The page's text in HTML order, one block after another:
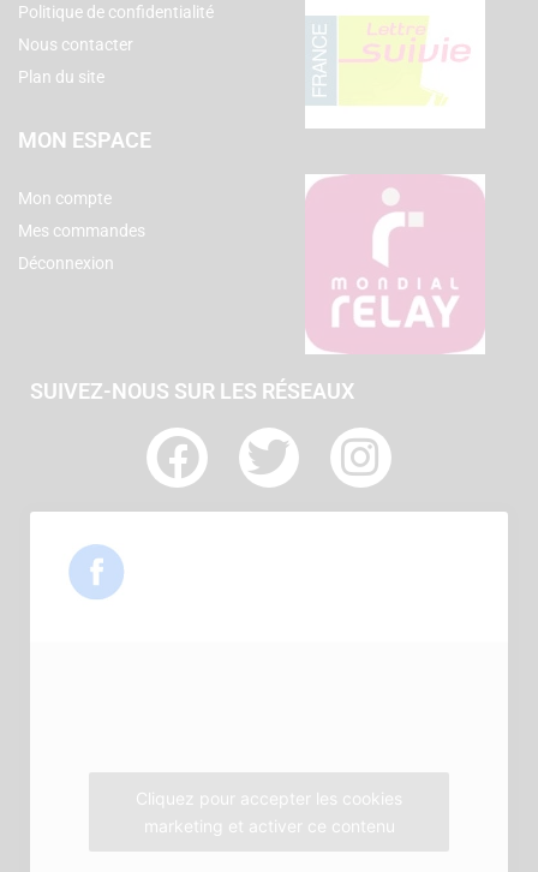
Politique de confidentialité
Nous contacter
Plan du site
MON ESPACE
Mon compte
Mes commandes
Déconnexion
SUIVEZ-NOUS SUR LES RÉSEAUX
F
a
T
w
I
n
m
Cliquez pour accepter les cookies
marketing et activer ce contenu